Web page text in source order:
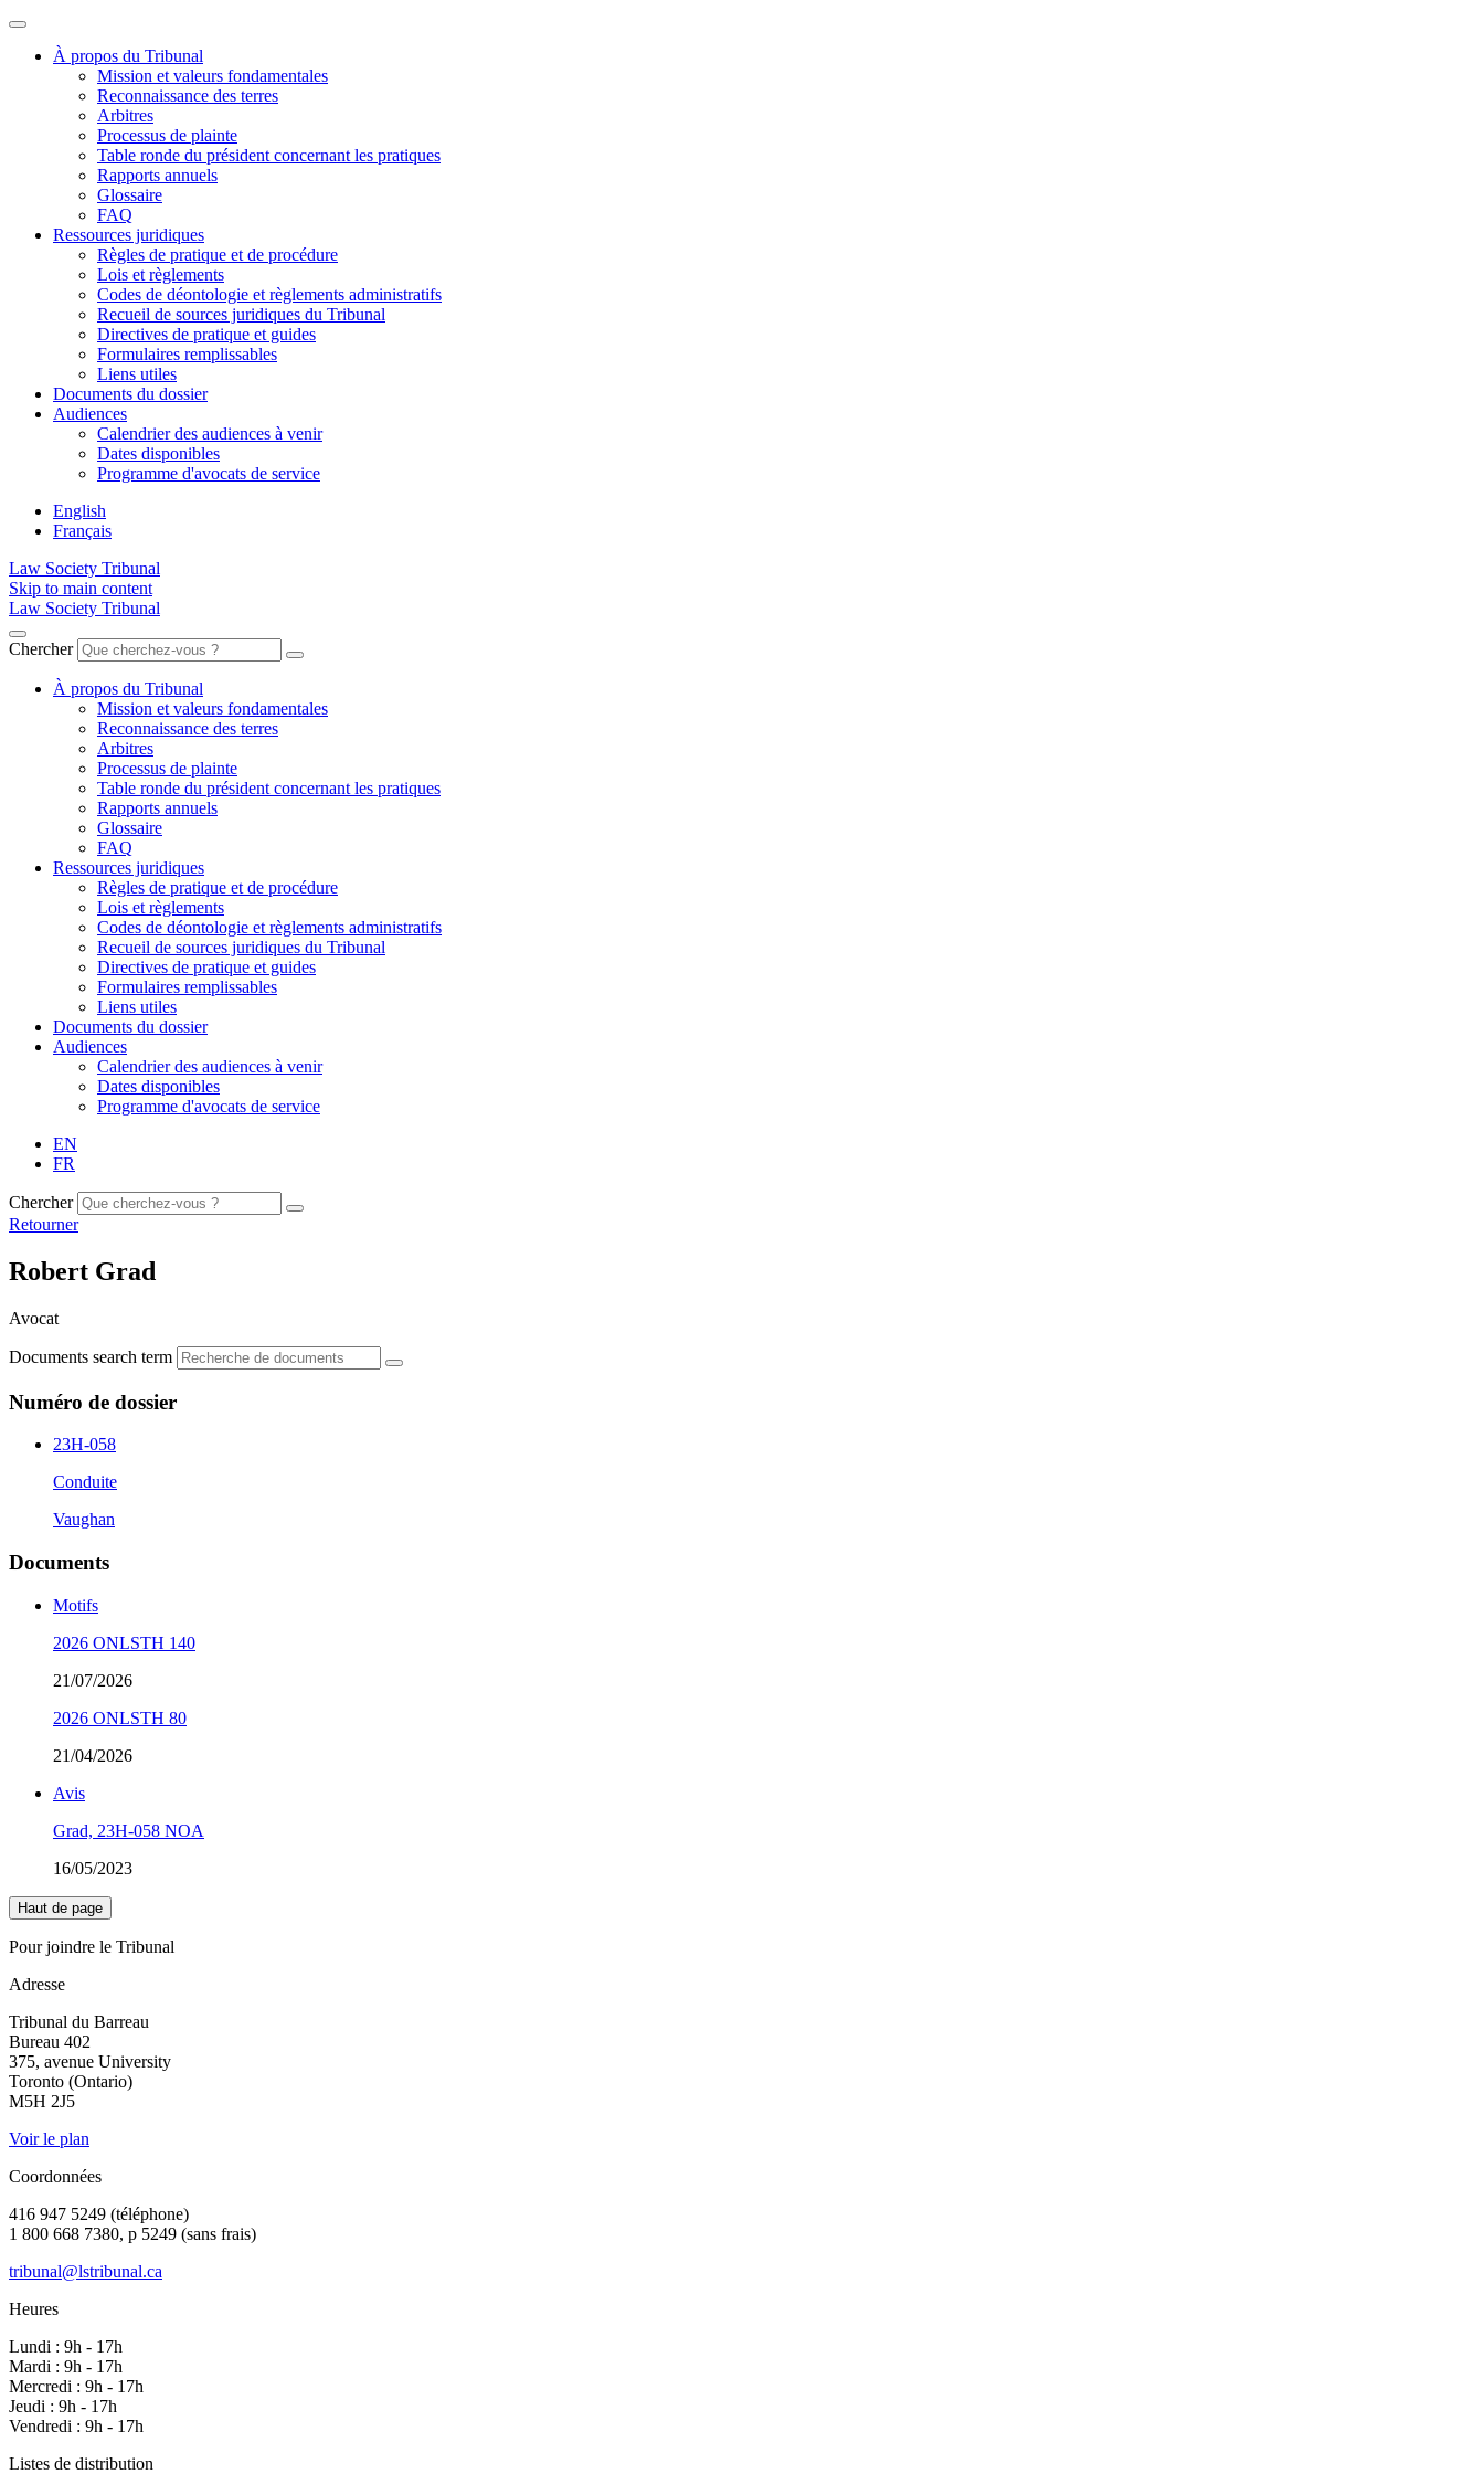
À propos du Tribunal
Mission et valeurs fondamentales
Reconnaissance des terres
Arbitres
Processus de plainte
Table ronde du président concernant les pratiques
Rapports annuels
Glossaire
FAQ
Ressources juridiques
Règles de pratique et de procédure
Lois et règlements
Codes de déontologie et règlements administratifs
Recueil de sources juridiques du Tribunal
Directives de pratique et guides
Formulaires remplissables
Liens utiles
Documents du dossier
Audiences
Calendrier des audiences à venir
Dates disponibles
Programme d'avocats de service
English
Français
Law Society Tribunal
Skip to main content
Law Society Tribunal
Chercher
À propos du Tribunal
Mission et valeurs fondamentales
Reconnaissance des terres
Arbitres
Processus de plainte
Table ronde du président concernant les pratiques
Rapports annuels
Glossaire
FAQ
Ressources juridiques
Règles de pratique et de procédure
Lois et règlements
Codes de déontologie et règlements administratifs
Recueil de sources juridiques du Tribunal
Directives de pratique et guides
Formulaires remplissables
Liens utiles
Documents du dossier
Audiences
Calendrier des audiences à venir
Dates disponibles
Programme d'avocats de service
EN
FR
Chercher
Retourner
Robert Grad
Avocat
Documents search term
Numéro de dossier
23H-058
Conduite
Vaughan
Documents
Motifs
2026 ONLSTH 140
21/07/2026
2026 ONLSTH 80
21/04/2026
Avis
Grad, 23H-058 NOA
16/05/2023
Haut de page
Pour joindre le Tribunal
Adresse
Tribunal du Barreau
Bureau 402
375, avenue University
Toronto (Ontario)
M5H 2J5
Voir le plan
Coordonnées
416 947 5249 (téléphone)
1 800 668 7380, p 5249 (sans frais)
tribunal@lstribunal.ca
Heures
Lundi : 9h - 17h
Mardi : 9h - 17h
Mercredi : 9h - 17h
Jeudi : 9h - 17h
Vendredi : 9h - 17h
Listes de distribution